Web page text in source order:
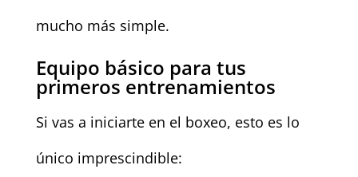
mucho más simple.
Equipo básico para tus
primeros entrenamientos
Si vas a iniciarte en el boxeo, esto es lo
único imprescindible: